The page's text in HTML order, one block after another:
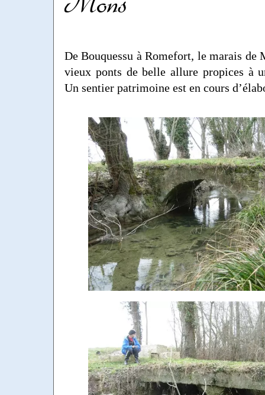
De Bouquessu à Romefort, le marais de
vieux ponts de belle allure propices à
Un sentier patrimoine est en cours